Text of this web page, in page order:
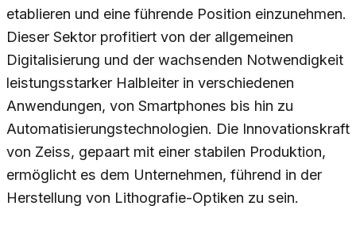
etablieren und eine führende Position einzunehmen.
Dieser Sektor profitiert von der allgemeinen
Digitalisierung und der wachsenden Notwendigkeit
leistungsstarker Halbleiter in verschiedenen
Anwendungen, von Smartphones bis hin zu
Automatisierungstechnologien. Die Innovationskraft
von Zeiss, gepaart mit einer stabilen Produktion,
ermöglicht es dem Unternehmen, führend in der
Herstellung von Lithografie-Optiken zu sein.